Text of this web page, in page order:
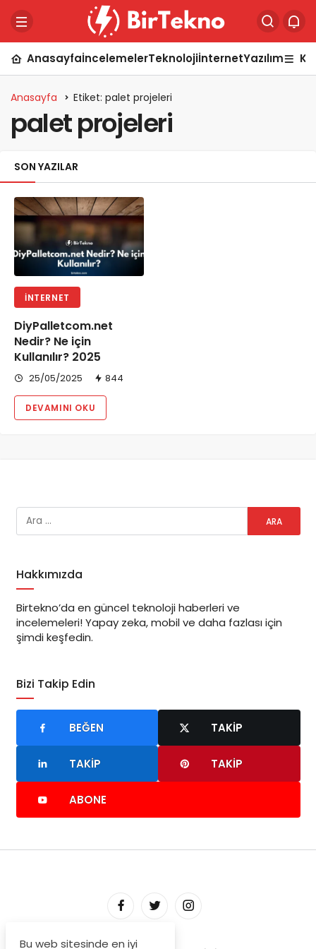
AnasayfaİncelemelerTeknolojiİnternetYazılım
Anasayfa Etiket: palet projeleri
palet projeleri
SON YAZILAR
İNTERNET
DiyPalletcom.net
Nedir? Ne için
Kullanılır? 2025
25/05/2025 844
DEVAMINI OKU
Hakkımızda
Birtekno’da en güncel teknoloji haberleri ve
incelemeleri! Yapay zeka, mobil ve daha fazlası için
şimdi keşfedin.
Bizi Takip Edin
BEĞEN TAKIP
TAKIP TAKIP
ABONE
Bu web sitesinde en iyi